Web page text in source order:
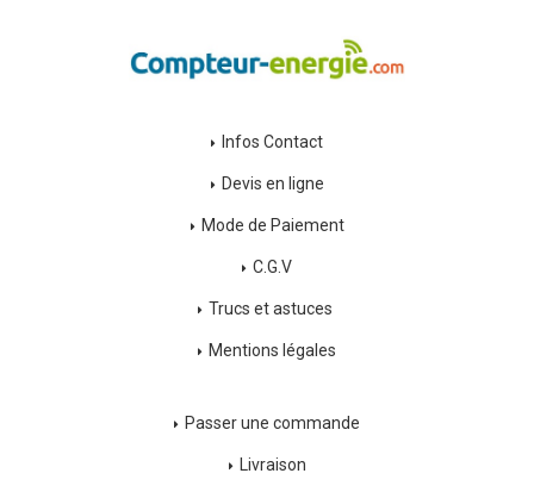
Infos Contact
Devis en ligne
Mode de Paiement
C.G.V
Trucs et astuces
Mentions légales
Passer une commande
Livraison